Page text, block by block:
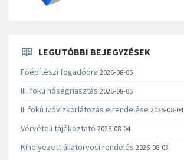
LEGUTÓBBI BEJEGYZÉSEK
Főépítészi fogadóóra 2026-08-05
III. fokú hőségriasztás 2026-08-05
II. fokú ivóvízkorlátozás elrendelése 2026-08-04
Vérvételi tájékoztató 2026-08-04
Kihelyezett állatorvosi rendelés 2026-08-03